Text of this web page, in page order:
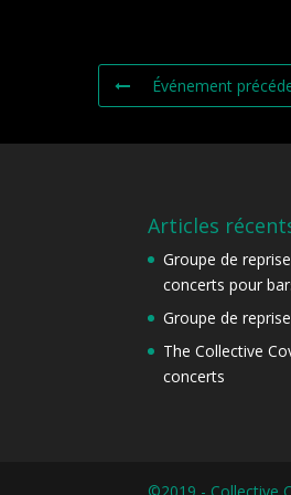
Événement
Articles
Groupe de
concerts pour
Groupe de
The Collective
concerts
©2019 - Collective